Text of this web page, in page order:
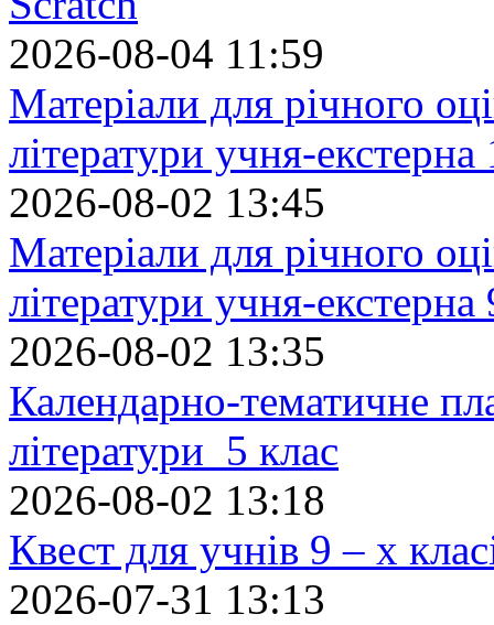
2026-08-04 11:59
Матеріали для річного
літератури учня-екстерна
2026-08-02 13:45
Матеріали для річного
літератури учня-екстерна
2026-08-02 13:35
Календарно-тематичне
літератури 5 клас
2026-08-02 13:18
Квест для учнів 9 – х
2026-07-31 13:13